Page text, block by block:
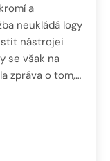
a
neukládá logy
nástrojei
se však na
zpráva o tom,…